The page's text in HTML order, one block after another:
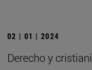
02 | 01 | 2024
Derecho y